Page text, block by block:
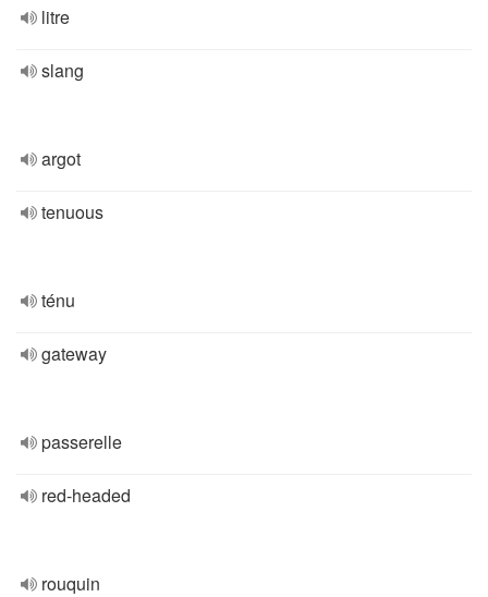
litre
slang
argot
tenuous
ténu
gateway
passerelle
red-headed
rouquin